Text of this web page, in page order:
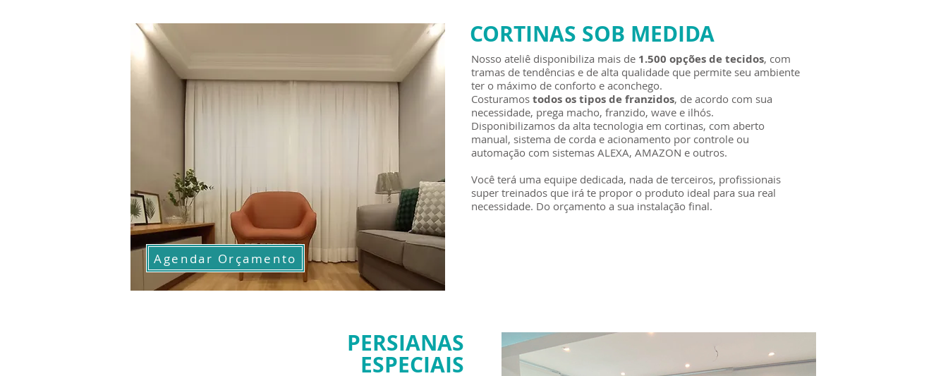
Agendar Orçamento
CORTINAS SOB MEDIDA
Nosso ateliê disponibiliza mais de 1.500 opções de tecidos, com
tramas de tendências e de alta qualidade que permite seu ambiente
ter o máximo de conforto e aconchego.
Costuramos todos os tipos de franzidos, de acordo com sua
necessidade, prega macho, franzido, wave e ilhós.
Disponibilizamos da alta tecnologia em cortinas, com aberto
manual, sistema de corda e acionamento por controle ou
automação com sistemas ALEXA, AMAZON e outros.
Você terá uma equipe dedicada, nada de terceiros, profissionais
super treinados que irá te propor o produto ideal para sua real
necessidade. Do orçamento a sua instalação final.
PERSIANAS
ESPECIAIS